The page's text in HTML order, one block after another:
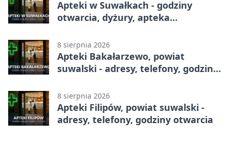
Apteki w Suwałkach - godziny
otwarcia, dyżury, apteka
8 sierpnia 2026
Apteki Bakałarzewo, powiat
suwalski - adresy, telefony, godziny
8 sierpnia 2026
Apteki Filipów, powiat suwalski -
adresy, telefony, godziny otwarcia